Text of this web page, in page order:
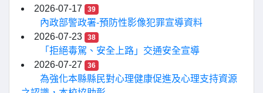
2026-07-17
39
內政部警政署-預防性影像犯罪宣導資料
2026-07-23
38
「拒絕毒駕、安全上路」交通安全宣導
2026-07-27
36
為強化本縣縣民對心理健康促進及心理支持資源